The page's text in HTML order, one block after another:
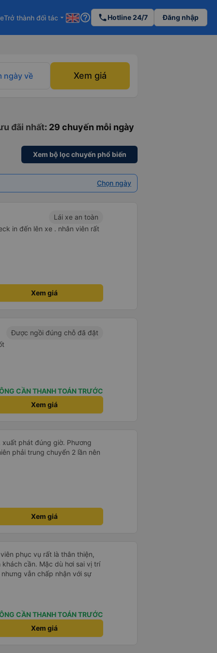
Trở thành đối tác arrow_drop_down help_outline phoneHotline 24/7 Đăng nhập
ngày về Xem giá
đãi nhất: 29 chuyến mỗi ngày
Xem bộ lọc chuyến phổ biến
Chọn ngày
Lái xe an toàn
in đến lên xe . nhân viên rất
Xem giá
Được ngồi đúng chỗ đã đặt
CẦN THANH TOÁN TRƯỚC
Xem giá
phát đúng giờ. Phương
phải trung chuyển 2 lần nên
Xem giá
phục vụ rất là thân thiện,
cần. Mặc dù hơi sai vị trí
vẫn chấp nhận với sự
CẦN THANH TOÁN TRƯỚC
Xem giá